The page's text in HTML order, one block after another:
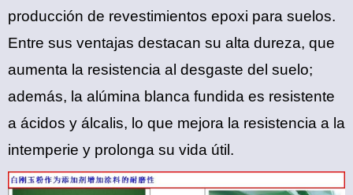
producción de revestimientos epoxi para suelos.
Entre sus ventajas destacan su alta dureza, que
aumenta la resistencia al desgaste del suelo;
además, la alúmina blanca fundida es resistente
a ácidos y álcalis, lo que mejora la resistencia a la
intemperie y prolonga su vida útil.